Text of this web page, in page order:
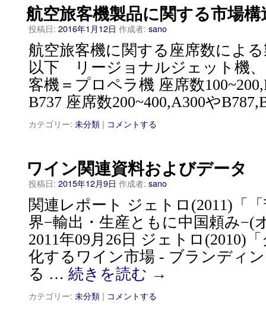
航空旅客機製品に関する市場構
投稿日: 2016年1月12日 作成者: sano
航空旅客機に関する座席数によ
以下 リージョナルジェット機
客機＝プロペラ機 座席数
B737 座席数200~400,A300や
カテゴリー: 未分類 | コメントする
ワイン関連資料およびデータ
投稿日: 2015年12月9日 作成者: sano
関連レポート ジェトロ(2011)「
界−輸出・生産ともに中国頼み−(
2011年09月26日 ジェトロ(2010)
化するワイン市場 ‐ ブランディ
る … 続きを読む →
カテゴリー: 未分類 | コメントする